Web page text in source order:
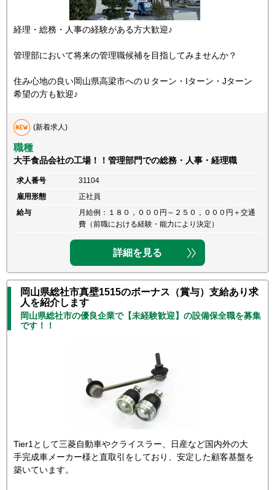
経理・総務・人事の経験がある方大歓迎♪
管理部において将来の管理職候補を目指してみませんか？
住み心地の良い岡山県高梁市へのＵターン・Iターン・Jターン
希望の方も歓迎♪
(新着求人)
職種
大手食品会社の工場！！管理部門での総務・人事・経理職
求人番号
31104
雇用形態
正社員
給与
月給例：１８０，０００円～２５０，０００円＋交通
費（前職における経験・能力により決定）
詳細を見る
岡山県総社市真壁1515のボーナス（賞与）支給あり求
人を紹介します
岡山県総社市の優良企業で【未経験歓迎】の設備保全職を募集
です！！
Tier1として三菱自動車やクライスラー、日産など国内外の大
手完成車メーカー様と直取引をしており、安定した顧客基盤を
築いています。